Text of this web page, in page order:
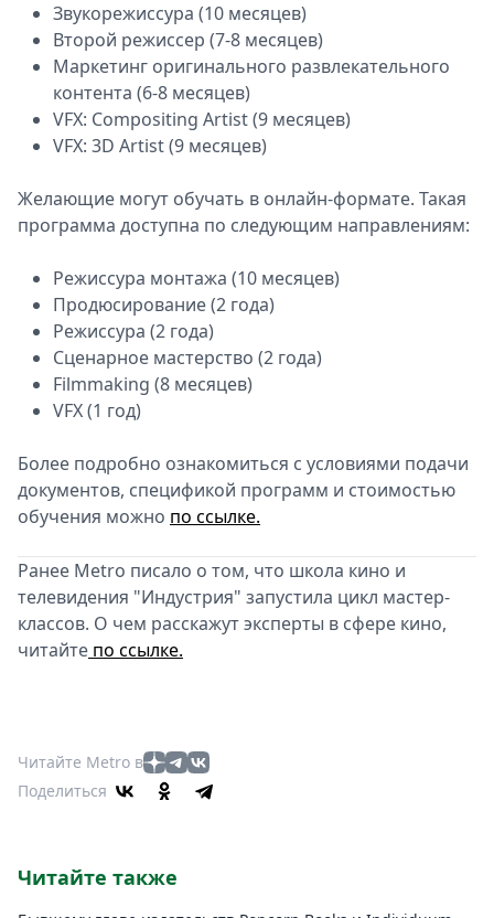
Звукорежиссура (10 месяцев)
Второй режиссер (7-8 месяцев)
Маркетинг оригинального развлекательного
контента (6-8 месяцев)
VFX: Compositing Artist (9 месяцев)
VFX: 3D Artist (9 месяцев)
Желающие могут обучать в онлайн-формате. Такая
программа доступна по следующим направлениям:
Режиссура монтажа (10 месяцев)
Продюсирование (2 года)
Режиссура (2 года)
Сценарное мастерство (2 года)
Filmmaking (8 месяцев)
VFX (1 год)
Более подробно ознакомиться с условиями подачи
документов, спецификой программ и стоимостью
обучения можно по ссылке.
Ранее Metro писало о том, что школа кино и
телевидения "Индустрия" запустила цикл мастер-
классов. О чем расскажут эксперты в сфере кино,
читайте по ссылке.
Читайте Metro в
Поделиться
Читайте также